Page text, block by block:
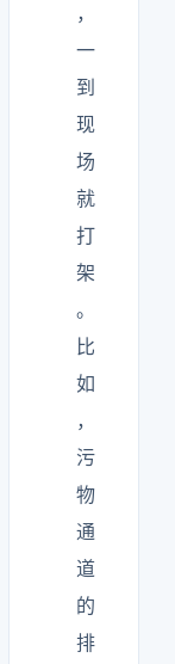
，
一
到
现
场
就
打
架
。
比
如
，
污
物
通
道
的
排